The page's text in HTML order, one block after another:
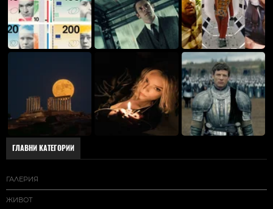
ГЛАВНИ КАТЕГОРИИ
ГАЛЕРИЯ
ЖИВОТ